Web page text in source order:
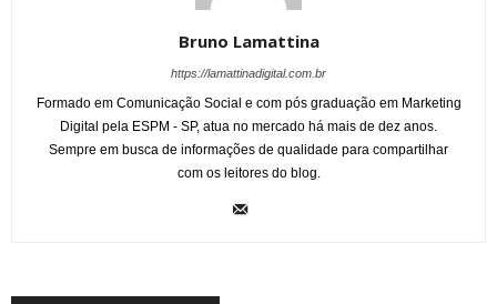
Bruno Lamattina
https://lamattinadigital.com.br
Formado em Comunicação Social e com pós graduação em Marketing
Digital pela ESPM - SP, atua no mercado há mais de dez anos.
Sempre em busca de informações de qualidade para compartilhar
com os leitores do blog.